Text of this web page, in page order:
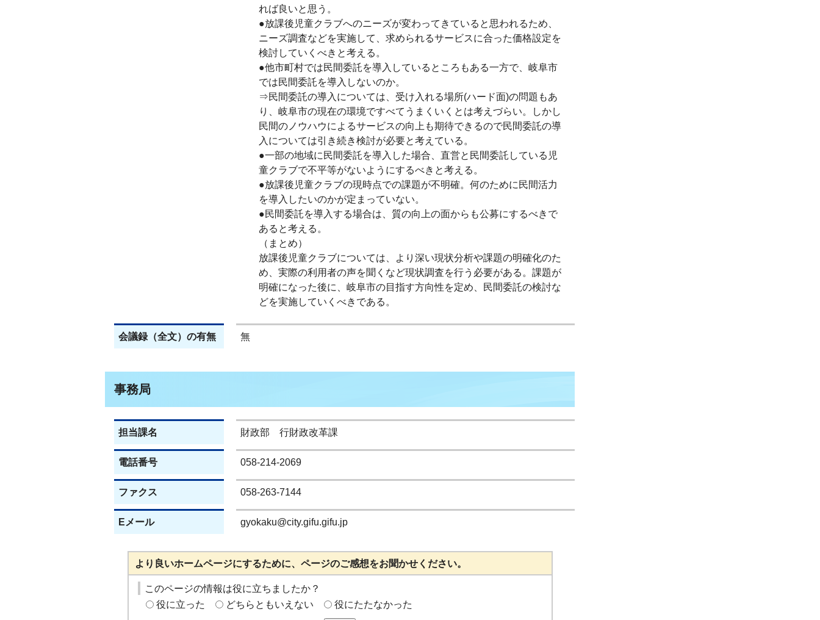
れば良いと思う。
●放課後児童クラブへのニーズが変わってきていると思われるため、
ニーズ調査などを実施して、求められるサービスに合った価格設定を
検討していくべきと考える。
●他市町村では民間委託を導入しているところもある一方で、岐阜市
では民間委託を導入しないのか。
⇒民間委託の導入については、受け入れる場所(ハード面)の問題もあ
り、岐阜市の現在の環境ですべてうまくいくとは考えづらい。しかし
民間のノウハウによるサービスの向上も期待できるので民間委託の導
入については引き続き検討が必要と考えている。
●一部の地域に民間委託を導入した場合、直営と民間委託している児
童クラブで不平等がないようにするべきと考える。
●放課後児童クラブの現時点での課題が不明確。何のために民間活力
を導入したいのかが定まっていない。
●民間委託を導入する場合は、質の向上の面からも公募にするべきで
あると考える。
（まとめ）
放課後児童クラブについては、より深い現状分析や課題の明確化のた
め、実際の利用者の声を聞くなど現状調査を行う必要がある。課題が
明確になった後に、岐阜市の目指す方向性を定め、民間委託の検討な
どを実施していくべきである。
会議録（全文）の有無 無
事務局
担当課名 財政部 行財政改革課
電話番号 058-214-2069
ファクス 058-263-7144
Eメール gyokaku@city.gifu.gifu.jp
より良いホームページにするために、ページのご感想をお聞かせください。
このページの情報は役に立ちましたか？
役に立った
どちらともいえない 役にたたなかった